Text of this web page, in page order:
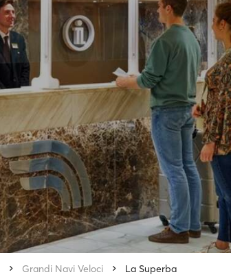
Grandi Navi Veloci La Superba